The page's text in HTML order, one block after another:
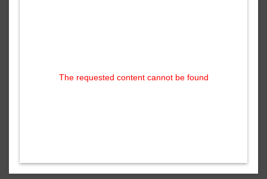
The requested content cannot be found